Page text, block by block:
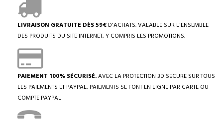
LIVRAISON GRATUITE DÈS 59€ D'ACHATS. VALABLE SUR L'ENSEMBLE
DES PRODUITS DU SITE INTERNET, Y COMPRIS LES PROMOTIONS.
PAIEMENT 100% SÉCURISÉ.AVEC LA PROTECTION 3D SECURE SUR TOUS
LES PAIEMENTS ET PAYPAL, PAIEMENTS SE FONT EN LIGNE PAR CARTE OU
COMPTE PAYPAL